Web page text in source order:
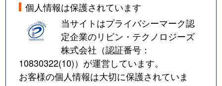
個人情報は保護されています
当サイトはプライバシーマーク認
定企業のリビン・テクノロジーズ
株式会社（認証番号：
10830322(10)）が運営しています。
お客様の個人情報は大切に保護されていま